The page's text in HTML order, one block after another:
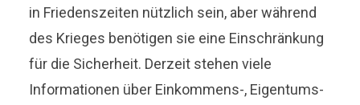
in Friedenszeiten nützlich sein, aber während
des Krieges benötigen sie eine Einschränkung
für die Sicherheit. Derzeit stehen viele
Informationen über Einkommens-, Eigentums-